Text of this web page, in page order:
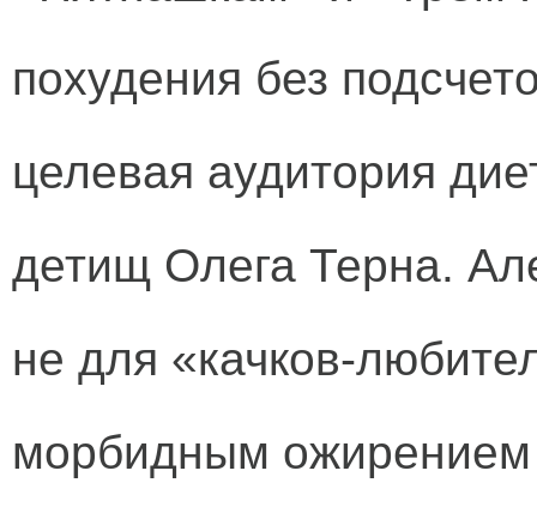
похудения без
целевая аудитория
детищ Олега Терна.
не для «качков-
морбидным